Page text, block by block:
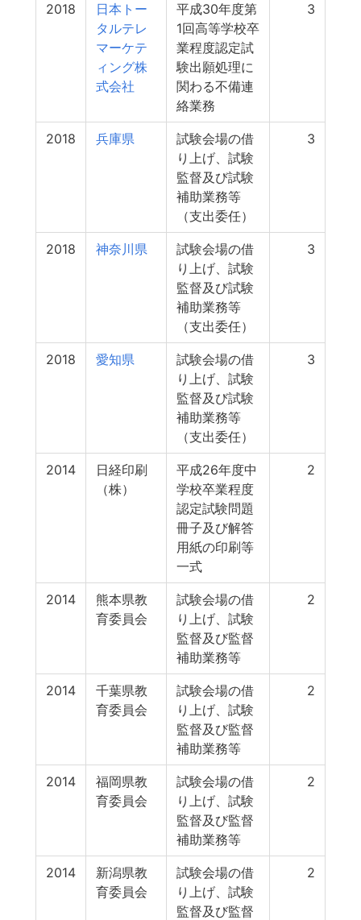
2018
日本トー
タルテレ
マーケテ
ィング株
式会社
平成30年度第
1回高等学校卒
業程度認定試
験出願処理に
関わる不備連
絡業務
3
2018 兵庫県
試験会場の借
り上げ、試験
監督及び試験
補助業務等
（支出委任）
3
2018 神奈川県
試験会場の借
り上げ、試験
監督及び試験
補助業務等
（支出委任）
3
2018 愛知県
試験会場の借
り上げ、試験
監督及び試験
補助業務等
（支出委任）
3
2014
日経印刷
（株）
平成26年度中
学校卒業程度
認定試験問題
冊子及び解答
用紙の印刷等
一式
2
2014
熊本県教
育委員会
試験会場の借
り上げ、試験
監督及び監督
補助業務等
2
2014
千葉県教
育委員会
試験会場の借
り上げ、試験
監督及び監督
補助業務等
2
2014
福岡県教
育委員会
試験会場の借
り上げ、試験
監督及び監督
補助業務等
2
2014
新潟県教
育委員会
試験会場の借
り上げ、試験
監督及び監督
2